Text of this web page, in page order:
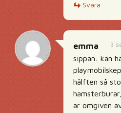
Svara
3
emma
sippan: kan
hälften så
är omgiven